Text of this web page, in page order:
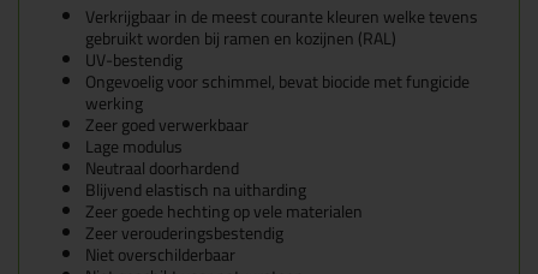
Verkrijgbaar in de meest courante kleuren welke tevens
gebruikt worden bij ramen en kozijnen (RAL)
UV-bestendig
Ongevoelig voor schimmel, bevat biocide met fungicide
werking
Zeer goed verwerkbaar
Lage modulus
Neutraal doorhardend
Blijvend elastisch na uitharding
Zeer goede hechting op vele materialen
Zeer verouderingsbestendig
Niet overschilderbaar